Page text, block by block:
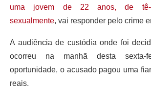
uma jovem de 22 anos, de tê-
sexualmente, vai responder pelo crime
A audiência de custódia onde foi
ocorreu na manhã desta sexta-
oportunidade, o acusado pagou uma
reais.